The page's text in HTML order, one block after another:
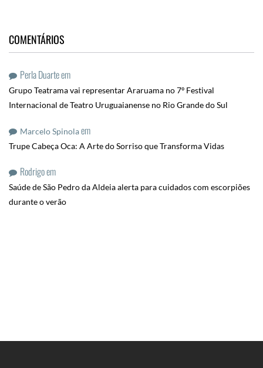
COMENTÁRIOS
Perla Duarteem
Grupo Teatrama vai representar Araruama no 7º Festival
Internacional de Teatro Uruguaianense no Rio Grande do Sul
Marcelo Spinolaem
Trupe Cabeça Oca: A Arte do Sorriso que Transforma Vidas
Rodrigoem
Saúde de São Pedro da Aldeia alerta para cuidados com escorpiões
durante o verão